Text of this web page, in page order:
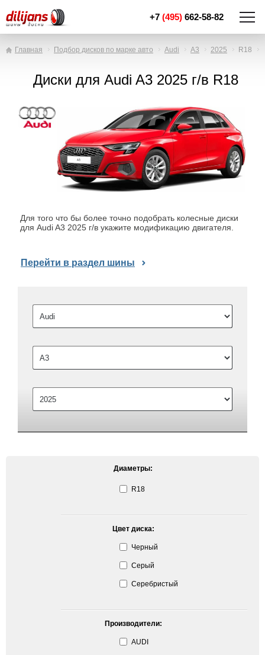
+7 (495) 662-58-82
Главная Подбор дисков по марке авто Audi A3 2025 R18
Диски для Audi A3 2025 г/в R18
Для того что бы более точно подобрать колесные диски
для Audi A3 2025 г/в укажите модификацию двигателя.
Перейти в раздел шины
Диаметры:
R18
Цвет диска:
Черный
Серый
Серебристый
Производители:
AUDI